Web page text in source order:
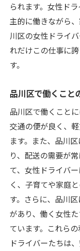
られます。女性ド
主的に働きながら
川区の女性ドライ
れだけこの仕事に
す。
品川区で働くこと
品川区で働くこと
交通の便が良く、
ます。また、品川
り、配送の需要が
て、女性ドライバ
く、子育てや家庭
す。さらに、品川
があり、働く女性
ています。これら
ドライバーたちは